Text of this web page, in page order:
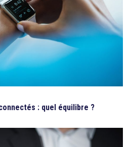
: quel équilibre ?